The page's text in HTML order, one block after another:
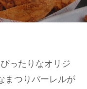
ったりなオリジ
まつりバーレルが